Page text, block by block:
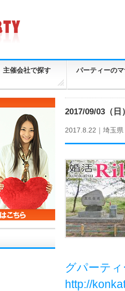
主催会社で探す パーティーの
2017/09/03（
2017.8.22｜ 埼玉県
グパーテ
http://